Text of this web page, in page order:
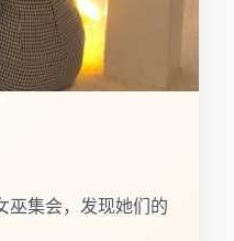
巫集会，发现她们的